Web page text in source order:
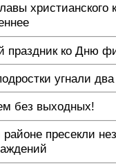
христианского
праздник ко Дню
угнали
без выходных!
пресекли